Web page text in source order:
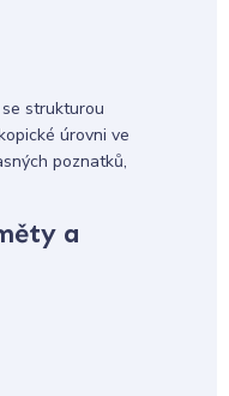
strukturou
úrovni ve
poznatků,
a